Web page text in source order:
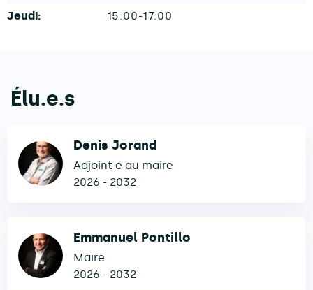
Jeudi:
15:00-17:00
Élu.e.s
Denis Jorand
Adjoint·e au maire
2026 - 2032
Emmanuel Pontillo
Maire
2026 - 2032